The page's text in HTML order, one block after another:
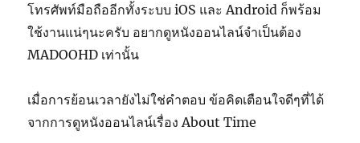
โทรศัพท์มือถืออีกทั้งระบบ iOS และ Android ก็พร้อม
ใช้งานแน่ๆนะครับ อยากดูหนังออนไลน์จำเป็นต้อง
MADOOHD เท่านั้น
เมื่อการย้อนเวลายังไม่ใช่คำตอบ ข้อคิดเตือนใจดีๆที่ได้
จากการดูหนังออนไลน์เรื่อง About Time